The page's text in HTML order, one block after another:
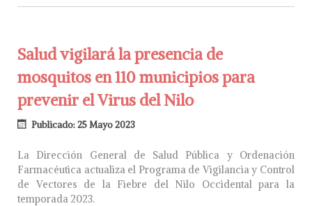
Salud vigilará la presencia de
mosquitos en 110 municipios para
prevenir el Virus del Nilo
Publicado: 25 Mayo 2023
La Dirección General de Salud Pública y Ordenación
Farmacéutica actualiza el Programa de Vigilancia y Control
de Vectores de la Fiebre del Nilo Occidental para la
temporada 2023.